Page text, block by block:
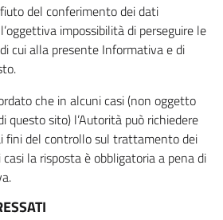
del conferimento dei dati
impossibilità di perseguire le
cui alla presente Informativa e di
che in alcuni casi (non oggetto
questo sito) l’Autorità può richiedere
fini del controllo sul trattamento dei
la risposta è obbligatoria a pena di